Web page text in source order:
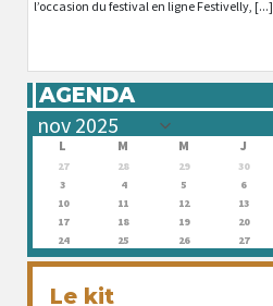
l’occasion du festival en ligne Festivelly, [...]
AGENDA
L M M J
27 28 29 30
3
4 5 6
10
11 12 13
17
18 19 20
24
25 26 27
Le kit